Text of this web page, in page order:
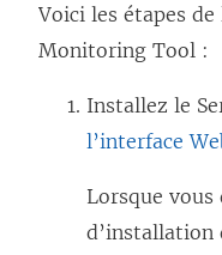
Voici les étapes
Monitoring Tool :
Installez le
l’interface
Lorsque
d’installation